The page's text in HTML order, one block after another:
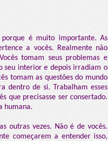
é muito importante. As
a vocês. Realmente não
tomam seus problemas e
seu interior e depois irradiam o
tomam as questões do mundo
dentro de si. Trabalham esses
que precisasse ser consertado.
humana.
outras vezes. Não é de vocês.
começarem a entender isso,